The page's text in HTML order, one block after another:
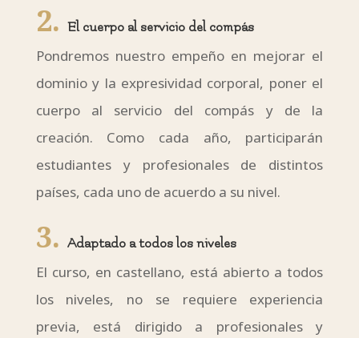
2. El cuerpo al servicio del compás
Pondremos nuestro empeño en mejorar el
dominio y la expresividad corporal, poner el
cuerpo al servicio del compás y de la
creación. Como cada año, participarán
estudiantes y profesionales de distintos
países, cada uno de acuerdo a su nivel.
3. Adaptado a todos los niveles
El curso, en castellano, está abierto a todos
los niveles, no se requiere experiencia
previa, está dirigido a profesionales y